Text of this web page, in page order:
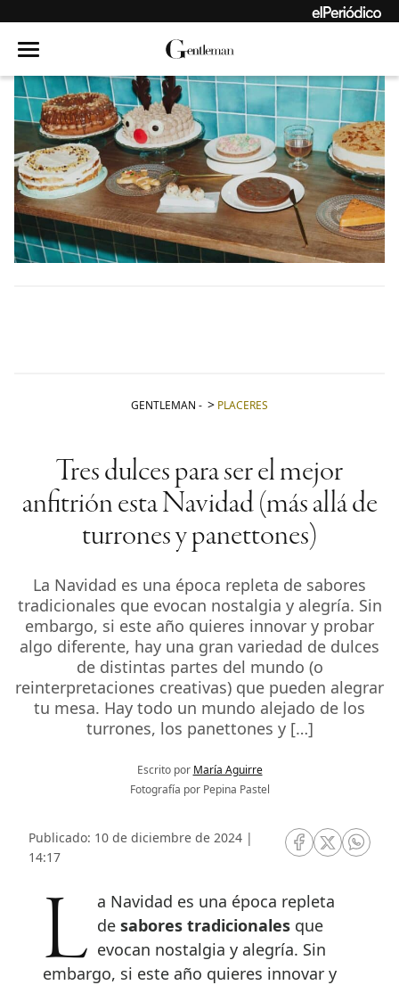
GENTLEMAN - PLACERES
Tres dulces para ser el mejor
anfitrión esta Navidad (más allá de
turrones y panettones)
La Navidad es una época repleta de sabores
tradicionales que evocan nostalgia y alegría. Sin
embargo, si este año quieres innovar y probar
algo diferente, hay una gran variedad de dulces
de distintas partes del mundo (o
reinterpretaciones creativas) que pueden alegrar
tu mesa. Hay todo un mundo alejado de los
turrones, los panettones y […]
Escrito por María Aguirre
Fotografía por Pepina Pastel
Publicado: 10 de diciembre de 2024 |
14:17
RRSS Facebook
RRSSRRSS
La Navidad es una época repleta desabores tradicionales que
evocan nostalgia y alegría. Sin
embargo, si este año quieres innovar y